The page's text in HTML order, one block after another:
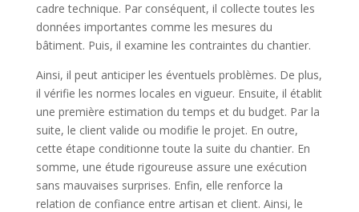
cadre technique. Par conséquent, il collecte toutes les
données importantes comme les mesures du
bâtiment. Puis, il examine les contraintes du chantier.
Ainsi, il peut anticiper les éventuels problèmes. De plus,
il vérifie les normes locales en vigueur. Ensuite, il établit
une première estimation du temps et du budget. Par la
suite, le client valide ou modifie le projet. En outre,
cette étape conditionne toute la suite du chantier. En
somme, une étude rigoureuse assure une exécution
sans mauvaises surprises. Enfin, elle renforce la
relation de confiance entre artisan et client. Ainsi, le